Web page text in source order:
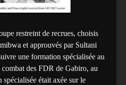
restreint de recrues, choisis
et approuvés par Sultani
une formation spécialisée au
combat des FDR de Gabiro, au
était axée sur le